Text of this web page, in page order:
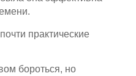
практические
бороться, но